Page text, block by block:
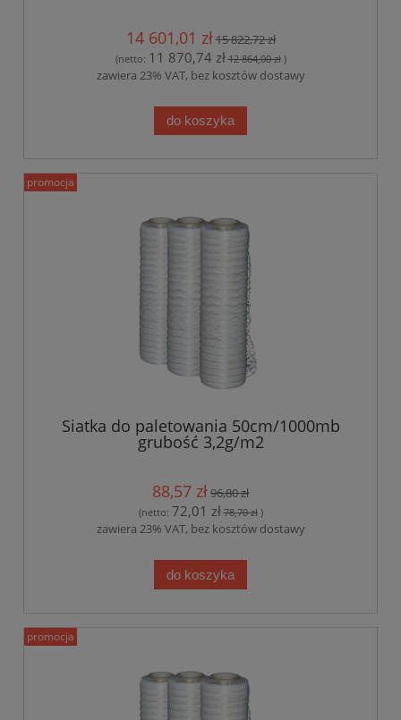
14 601,01 zł15 822,72 zł
(netto: 11 870,74 zł 12 864,00 zł)
zawiera 23% VAT, bez kosztów dostawy
do koszyka
Siatka do paletowania 50cm/1000mb
grubość 3,2g/m2
88,57 zł96,80 zł
(netto: 72,01 zł 78,70 zł)
zawiera 23% VAT, bez kosztów dostawy
do koszyka
promocja
promocja